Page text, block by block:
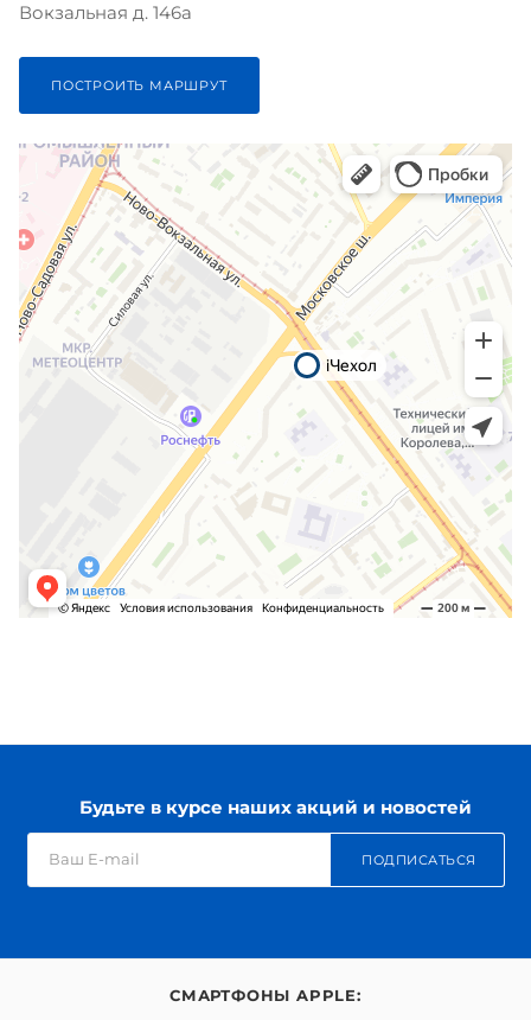
Вокзальная д. 146а
ПОСТРОИТЬ МАРШРУТ
Будьте в курсе наших акций и новостей
ПОДПИСАТЬСЯ
СМАРТФОНЫ APPLE: